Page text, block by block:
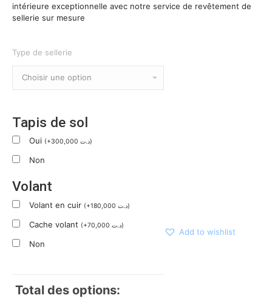
intérieure exceptionnelle avec notre service de revêtement de
sellerie sur mesure
Type de sellerie
Tapis de sol
Oui (+300,000 د.ت)
Non
Volant
Volant en cuir (+180,000 د.ت)
Cache volant (+70,000 د.ت)
Non
Total des options:
Add to wishlist